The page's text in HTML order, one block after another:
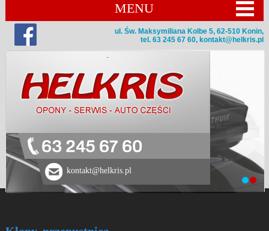
MENU
ul. Św. Maksymiliana Kolbe 5, 62-510 Konin,
tel. 63 245 67 60, kontakt@helkris.pl
63 245 67 60
kontakt@helkris.pl